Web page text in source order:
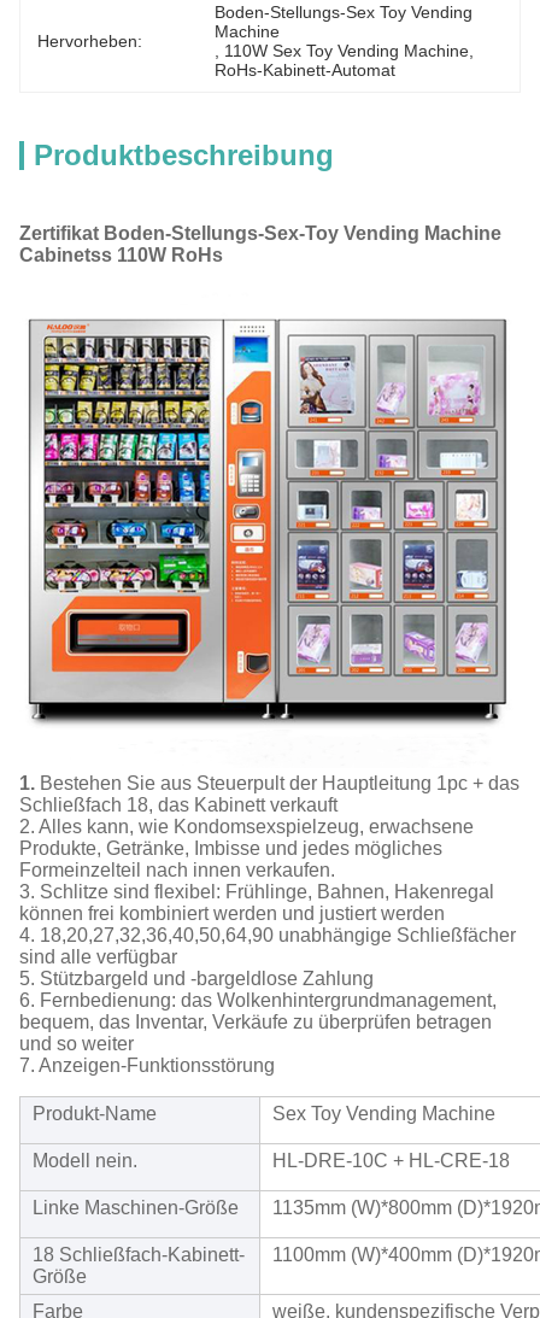
Hervorheben:
Boden-Stellungs-Sex Toy Vending
Machine
110W Sex Toy Vending Machine
RoHs-Kabinett-Automat
Produktbeschreibung
Zertifikat Boden-Stellungs-Sex-Toy Vending Machine
Cabinetss 110W RoHs
1. Bestehen Sie aus Steuerpult der Hauptleitung 1pc + das
Schließfach 18, das Kabinett verkauft
2. Alles kann, wie Kondomsexspielzeug, erwachsene
Produkte, Getränke, Imbisse und jedes mögliches
Formeinzelteil nach innen verkaufen.
3. Schlitze sind flexibel: Frühlinge, Bahnen, Hakenregal
können frei kombiniert werden und justiert werden
4. 18,20,27,32,36,40,50,64,90 unabhängige Schließfächer
sind alle verfügbar
5. Stützbargeld und -bargeldlose Zahlung
6. Fernbedienung: das Wolkenhintergrundmanagement,
bequem, das Inventar, Verkäufe zu überprüfen betragen
und so weiter
7. Anzeigen-Funktionsstörung
Produkt-Name Sex Toy Vending Machine
Modell nein. HL-DRE-10C + HL-CRE-18
Linke Maschinen-Größe 1135mm (W)*800mm
18 Schließfach-Kabinett-
Größe
1100mm (W)*400mm
Farbe weiße, kundenspezifische